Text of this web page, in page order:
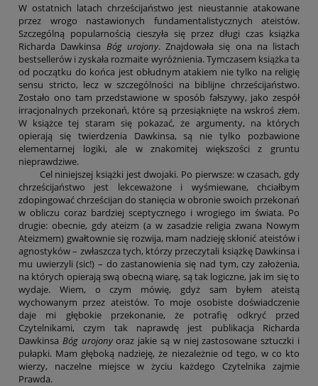
W ostatnich latach chrześcijaństwo jest nieustannie atakowane
przez wrogo nastawionych fundamentalistycznych ateistów.
Szczególną popularnością cieszyła się przez długi czas książka
Richarda Dawkinsa Bóg urojony. Znajdowała się ona na listach
bestsellerów i zyskała rozmaite wyróżnienia. Tymczasem książka ta
od początku do końca jest obłudnym atakiem nie tylko na religię
sensu stricto, lecz w szczególności na biblijne chrześcijaństwo.
Zostało ono tam przedstawione w sposób fałszywy, jako zespół
irracjonalnych przekonań, które są przesiąknięte na wskroś złem.
W książce tej staram się pokazać, że argumenty, na których
opierają się twierdzenia Dawkinsa, są nie tylko pozbawione
elementarnej logiki, ale w znakomitej większości z gruntu
nieprawdziwe.
Cel niniejszej książki jest dwojaki. Po pierwsze: w czasach, gdy
chrześcijaństwo jest lekceważone i wyśmiewane, chciałbym
zdopingować chrześcijan do stanięcia w obronie swoich przekonań
w obliczu coraz bardziej sceptycznego i wrogiego im świata. Po
drugie: obecnie, gdy ateizm (a w zasadzie religia zwana Nowym
Ateizmem) gwałtownie się rozwija, mam nadzieję skłonić ateistów i
agnostyków – zwłaszcza tych, którzy przeczytali książkę Dawkinsa i
mu uwierzyli (sic!) – do zastanowienia się nad tym, czy założenia,
na których opierają swą obecną wiarę, są tak logiczne, jak im się to
wydaje. Wiem, o czym mówię, gdyż sam byłem ateistą
wychowanym przez ateistów. To moje osobiste doświadczenie
daje mi głębokie przekonanie, że potrafię odkryć przed
Czytelnikami, czym tak naprawdę jest publikacja Richarda
Dawkinsa Bóg urojonyoraz jakie są w niej zastosowane sztuczki i
pułapki. Mam głęboką nadzieję, że niezależnie od tego, w co kto
wierzy, naczelne miejsce w życiu każdego Czytelnika zajmie
Prawda.